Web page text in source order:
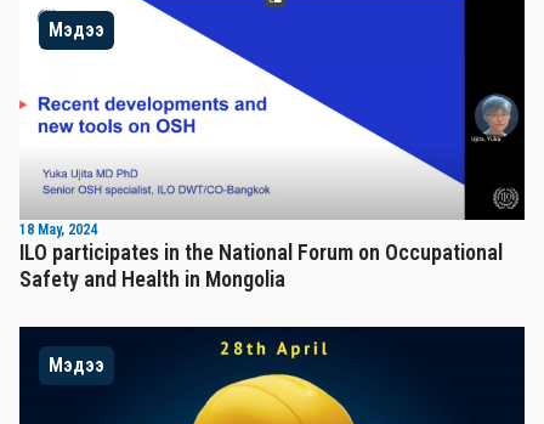
Мэдээ
18 May, 2024
ILO participates in the National Forum on Occupational
Safety and Health in Mongolia
Мэдээ